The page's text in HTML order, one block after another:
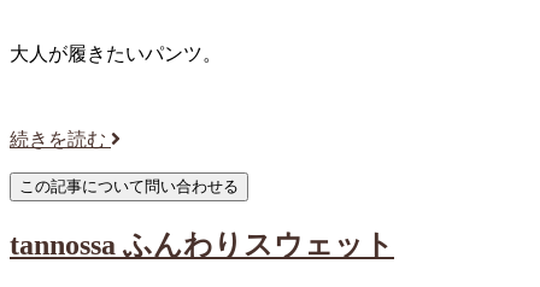
大人が履きたいパンツ。
続きを読む
tannossa ふんわりスウェット